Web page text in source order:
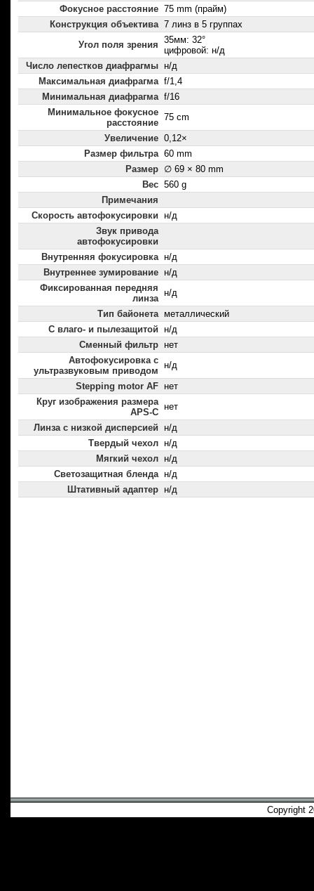
Фокусное расстояние 75 mm (прайм)
Конструкция объектива 7 линз в 5 группах
Угол поля зрения 35мм: 32°
цифровой: н/д
Число лепестков диафрагмы н/д
Максимальная диафрагма f/1,4
Минимальная диафрагма f/16
Минимальное фокусное
расстояние
75 cm
Увеличение 0,12×
Размер фильтра 60 mm
Размер ∅ 69 × 80 mm
Вес 560 g
Примечания
Скорость автофокусировки н/д
Звук привода
автофокусировки
Внутренняя фокусировка н/д
Внутреннее зумирование н/д
Фиксированная передняя
линза
н/д
Тип байонета металлический
С влаго- и пылезащитой н/д
Сменный фильтр нет
Автофокусировка с
ультразвуковым приводом
н/д
Stepping motor AF нет
Круг изображения размера
APS-C
нет
Линза с низкой дисперсией
н/д
Твердый чехол н/д
Мягкий чехол н/д
Светозащитная бленда н/д
Штативный адаптер н/д
Copyright